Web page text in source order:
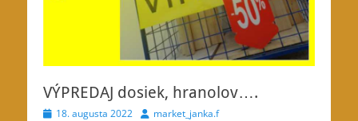
VÝPREDAJ dosiek, hranolov….
Posted18. augusta 2022 Authormarket_janka.f